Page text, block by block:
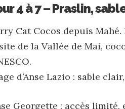
4 à 7 – Praslin,
Cat Cocos depuis
de la Vallée de Mai,
d’Anse Lazio : sable
Georgette : accès